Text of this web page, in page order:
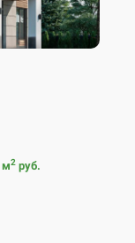
м2 руб.